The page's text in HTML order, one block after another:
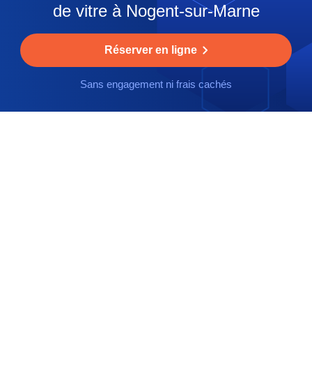
de vitre à Nogent-sur-Marne
Réserver en ligne
Sans engagement ni frais cachés